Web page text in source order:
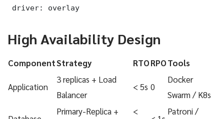
driver: overlay
High Availability Design
ComponentStrategy RTORPOTools
Application
3 replicas + Load
Balancer
< 5s 0
Docker
Swarm / K8s
Primary-Replica + < Patroni /